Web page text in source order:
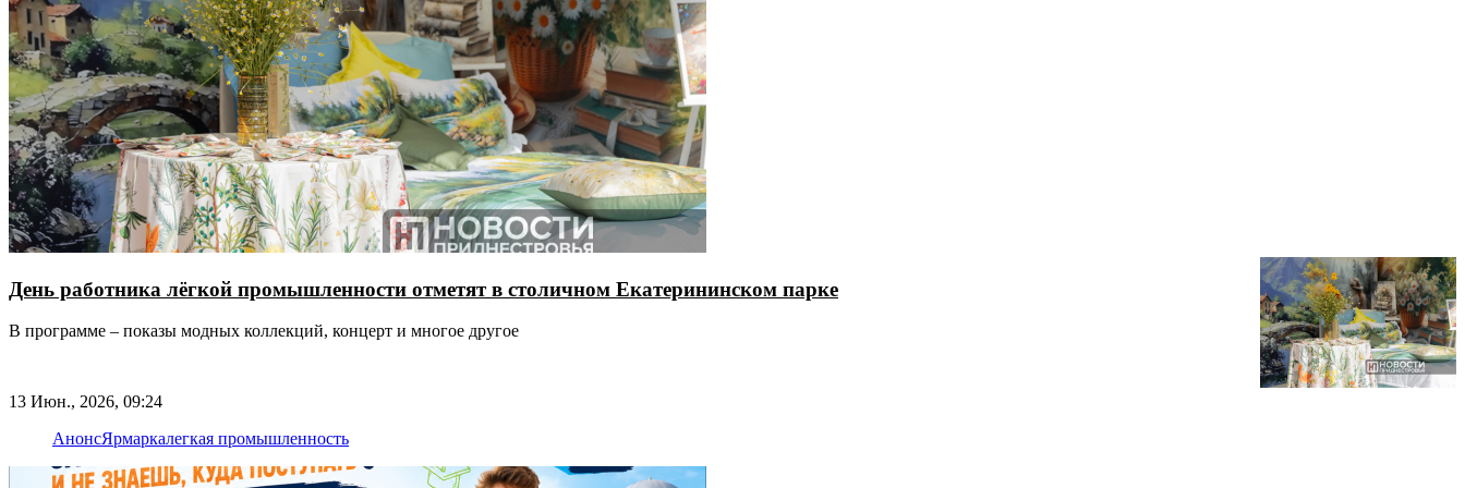
День работника лёгкой промышленности отметят в столичном Екатерининском парке
В программе – показы модных коллекций, концерт и многое другое
13 Июн., 2026, 09:24
АнонсЯрмаркалегкая промышленность